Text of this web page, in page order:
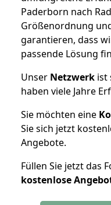
Paderborn nach
Größenordnung
garantieren, dass
passende Lösung
Unser Netzwerk ist
haben viele Jahre
Sie möchten eine
Sie sich jetzt
Angebote.
Füllen Sie jetzt das
kostenlose